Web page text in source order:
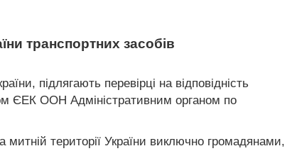
транспортних засобів
підлягають перевірці на відповідність
ЄЕК ООН Адміністративним органом по
території України виключно громадянами,